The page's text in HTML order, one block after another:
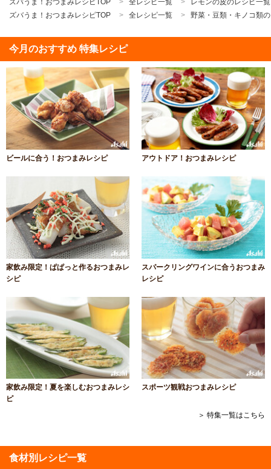
ズバうま！おつまみレシピTOP 全レシピ一覧
レモンの皮のレシピ一覧
ズバうま！おつまみレシピTOP
全レシピ一覧 野菜・豆類・キノコ類
今月のおすすめ 特集レシピ
ビールに合う！おつまみレシピ アウトドア！おつまみレシピ
家飲み限定！ぱぱっと作るおつまみレ
シピ
スパークリングワインに合うおつまみ
レシピ
家飲み限定！夏を楽しむおつまみレシ
ピ
スポーツ観戦おつまみレシピ
＞ 特集一覧はこちら
食材別レシピ一覧